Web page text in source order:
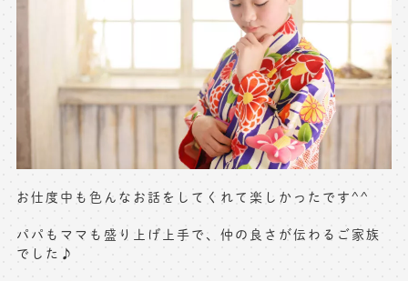
お仕度中も色んなお話をしてくれて楽しかったです^^
パパもママも盛り上げ上手で、仲の良さが伝わるご家族
でした♪